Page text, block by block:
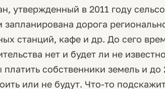
утвержденный в 2011 году
дорога
станций, кафе и др. До сего
нет и будет ли не
собственники земель и до
или не будут. Что-то